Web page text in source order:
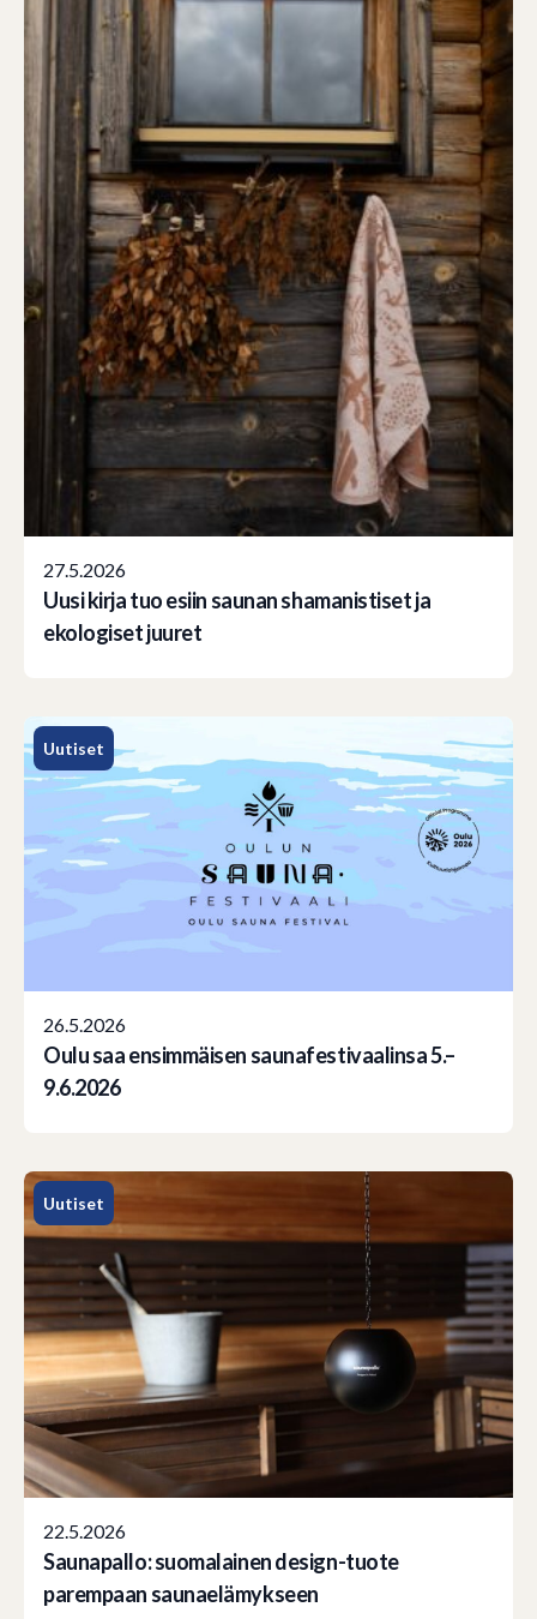
27.5.2026
Uusi kirja tuo esiin saunan shamanistiset ja
ekologiset juuret
Uutiset
26.5.2026
Oulu saa ensimmäisen saunafestivaalinsa 5.–
9.6.2026
Uutiset
22.5.2026
Saunapallo: suomalainen design-tuote
parempaan saunaelämykseen